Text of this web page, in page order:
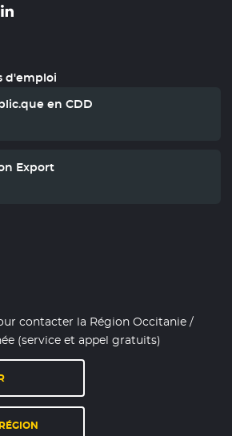
sur Facebook
sur Youtube
fenêtre
nous sur Instagram
fenêtre
Retrouvez nous sur Linkedin
- Nouvelle fenêtre
d'emploi
en CDD
Export
contacter la Région Occitanie /
(service et appel gratuits)